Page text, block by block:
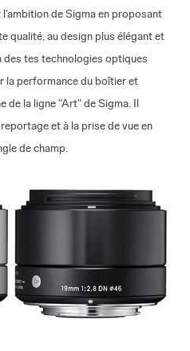
de Sigma en proposant
qualité, au design plus élégant et
des tes technologies optiques
la performance du boîtier et
de la ligne "Art" de Sigma. Il
et à la prise de vue en
de champ.